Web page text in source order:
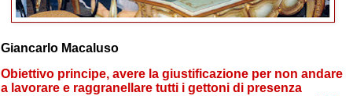
Giancarlo Macaluso
Obiettivo principe, avere la giustificazione per non andare
a lavorare e raggranellare tutti i gettoni di presenza